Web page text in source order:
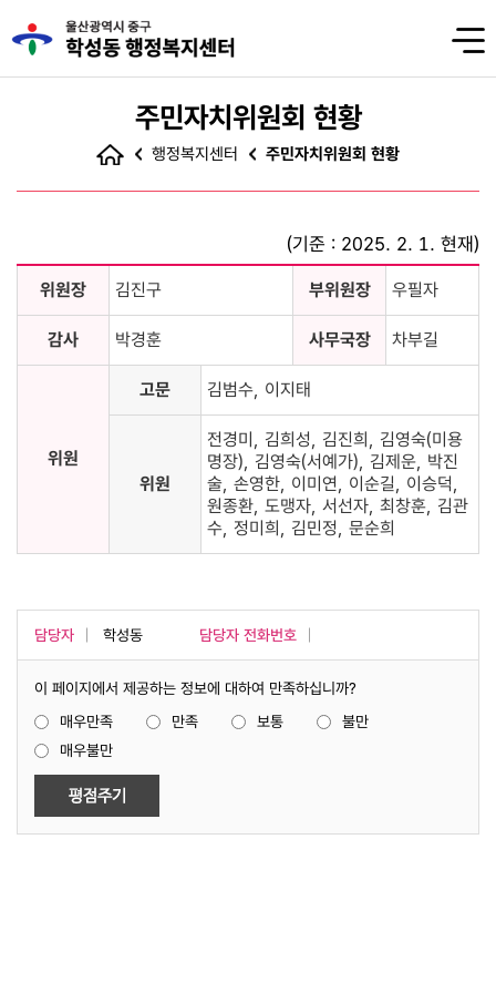
주민자치위원회 현황
행정복지센터 주민자치위원회 현황
(기준 : 2025. 2. 1. 현재)
주민자치회현황(목록화면)-위원장, 부위원장, 고문, 당연고문,
감사, 간사, 위원 정보를 제공하는 표입니다.
위원장 김진구 부위원장 우필자
감사 박경훈 사무국장 차부길
위원
고문 김범수, 이지태
위원
전경미, 김희성, 김진희, 김영숙(미용
명장), 김영숙(서예가), 김제운, 박진
술, 손영한, 이미연, 이순길, 이승덕,
원종환, 도맹자, 서선자, 최창훈, 김관
수, 정미희, 김민정, 문순희
담당자 학성동 담당자 전화번호
이 페이지에서 제공하는 정보에 대하여 만족하십니까?
매우만족
만족 보통
불만
매우불만